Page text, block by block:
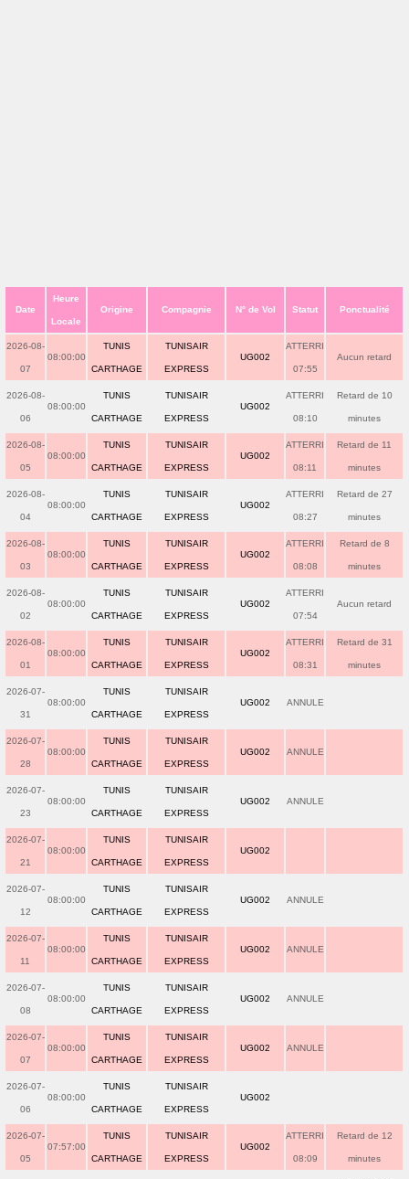
Date
Heure
Locale
Origine Compagnie N° de Vol Statut Ponctualité
2026-08-
07
08:00:00
TUNIS
CARTHAGE
TUNISAIR
EXPRESS
UG002
ATTERRI
07:55
Aucun retard
2026-08-
06
08:00:00
TUNIS
CARTHAGE
TUNISAIR
EXPRESS
UG002
ATTERRI
08:10
Retard de 10
minutes
2026-08-
05
08:00:00
TUNIS
CARTHAGE
TUNISAIR
EXPRESS
UG002
ATTERRI
08:11
Retard de 11
minutes
2026-08-
04
08:00:00
TUNIS
CARTHAGE
TUNISAIR
EXPRESS
UG002
ATTERRI
08:27
Retard de 27
minutes
2026-08-
03
08:00:00
TUNIS
CARTHAGE
TUNISAIR
EXPRESS
UG002
ATTERRI
08:08
Retard de 8
minutes
2026-08-
02
08:00:00
TUNIS
CARTHAGE
TUNISAIR
EXPRESS
UG002
ATTERRI
07:54
Aucun retard
2026-08-
01
08:00:00
TUNIS
CARTHAGE
TUNISAIR
EXPRESS
UG002
ATTERRI
08:31
Retard de 31
minutes
2026-07-
31
08:00:00
TUNIS
CARTHAGE
TUNISAIR
EXPRESS
UG002 ANNULE
2026-07-
28
08:00:00
TUNIS
CARTHAGE
TUNISAIR
EXPRESS
UG002 ANNULE
2026-07-
23
08:00:00
TUNIS
CARTHAGE
TUNISAIR
EXPRESS
UG002 ANNULE
2026-07-
21
08:00:00
TUNIS
CARTHAGE
TUNISAIR
EXPRESS
UG002
2026-07-
12
08:00:00
TUNIS
CARTHAGE
TUNISAIR
EXPRESS
UG002 ANNULE
2026-07-
11
08:00:00
TUNIS
CARTHAGE
TUNISAIR
EXPRESS
UG002 ANNULE
2026-07-
08
08:00:00
TUNIS
CARTHAGE
TUNISAIR
EXPRESS
UG002 ANNULE
2026-07-
07
08:00:00
TUNIS
CARTHAGE
TUNISAIR
EXPRESS
UG002 ANNULE
2026-07-
06
08:00:00
TUNIS
CARTHAGE
TUNISAIR
EXPRESS
UG002
2026-07-
05
07:57:00
TUNIS
CARTHAGE
TUNISAIR
EXPRESS
UG002
ATTERRI
08:09
Retard de 12
minutes